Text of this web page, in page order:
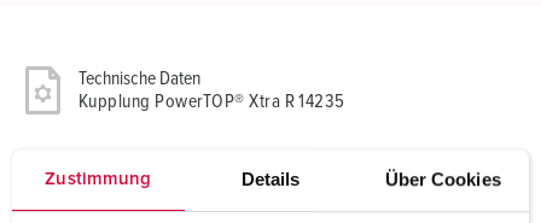
Zustimmung Details Über Cookies
Technische Daten
Kupplung PowerTOP® Xtra R 14235
Pole 5 p